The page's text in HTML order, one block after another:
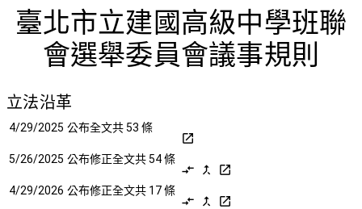
檢視法令 檢視公文 評委文書關於與使用條款
臺北市立建國高級中學班聯
會選舉委員會議事規則
立法沿革
臺北市立建國高級中學班聯會選舉委員會議事規則 立法沿革
4/29/2025 公布全文共 53 條
open_in_new
5/26/2025 公布修正全文共 54 條
compare_arrows merge_type open_in_new
4/29/2026 公布修正全文共 17 條
compare_arrows merge_type open_in_new